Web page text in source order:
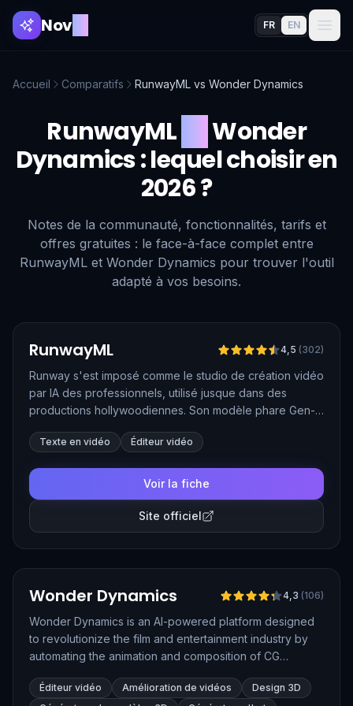
NovAI FR EN
Accueil Comparatifs RunwayML vs Wonder Dynamics
RunwayML
Wonder
Dynamics: lequel choisir en
2026 ?
Notes de la communauté, fonctionnalités, tarifs et
offres gratuites : le face-à-face complet entre
RunwayML et Wonder Dynamics pour trouver l'outil
adapté à vos besoins.
RunwayML 4,5 (302)
Runway s'est imposé comme le studio de création vidéo
par IA des professionnels, utilisé jusque dans des
productions hollywoodiennes. Son modèle phare Gen-
vidéo cinématographique, tandis qu'Aleph modifie un
couvre aussi le fond vert automatique, le ralenti et bien
d'autres retouches magiques.
Texte en vidéo Éditeur vidéo
Voir la fiche
Site officiel
Wonder Dynamics 4,3 (106)
Wonder Dynamics is an AI-powered platform designed
to revolutionize the film and entertainment industry by
automating the animation and composition of CG
workflows by handling complex tasks like motion
Éditeur vidéo Amélioration de vidéos
Design 3D